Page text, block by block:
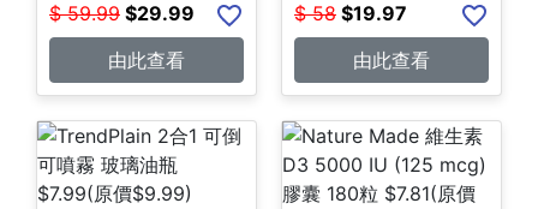
$ 59.99 $29.99
由此查看
$ 58 $19.97
由此查看